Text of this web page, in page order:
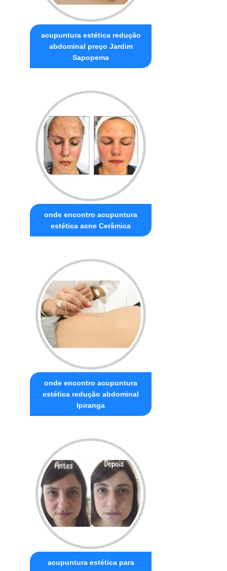
acupuntura estética redução
abdominal preço Jardim
Sapopema
onde encontro acupuntura
estética acne Cerâmica
onde encontro acupuntura
estética redução abdominal
Ipiranga
acupuntura estética para